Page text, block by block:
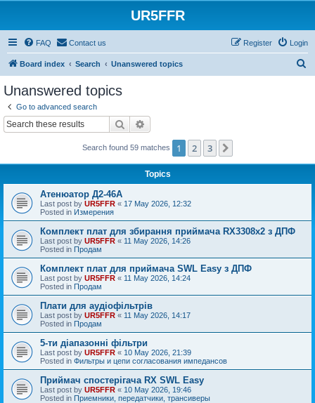
UR5FFR
FAQ Contact us Login
Register
Board index Search Unanswered topics
Unanswered topics
Go to advanced search
Search
Search found 59 matches 1 2 3
Topics
Атенюатор Д2-46А
Last post by UR5FFR « 17 May 2026, 12:32
Posted in Измерения
Комплект плат для збирання приймача RX3308x2 з ДПФ
Last post by UR5FFR « 11 May 2026, 14:26
Posted in Продам
Комплект плат для приймача SWL Easy з ДПФ
Last post by UR5FFR « 11 May 2026, 14:24
Posted in Продам
Плати для аудіофільтрів
Last post by UR5FFR « 11 May 2026, 14:17
Posted in Продам
5-ти діапазонні фільтри
Last post by UR5FFR « 10 May 2026, 21:39
Posted in Фильтры и цепи согласования импедансов
Приймач спостерігача RX SWL Easy
Last post by UR5FFR « 10 May 2026, 19:46
Posted in Приемники, передатчики, трансиверы